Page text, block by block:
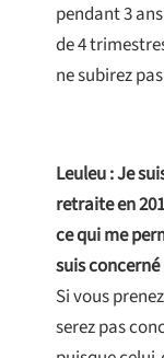
pendant 3
de 4
ne subirez
Leuleu : Je
retraite en
ce qui me
suis concerné
Si vous
serez pas